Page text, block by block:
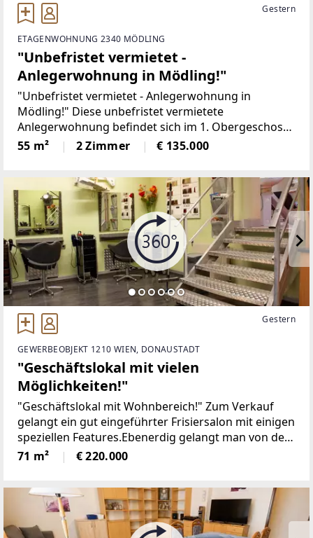
Gestern
ETAGENWOHNUNG 2340 MÖDLING
"Unbefristet vermietet -
Anlegerwohnung in Mödling!"
"Unbefristet vermietet - Anlegerwohnung in
Mödling!" Diese unbefristet vermietete
Anlegerwohnung befindet sich im 1. Obergeschoss
(ohne Lift) einer gepflegten Wohnhausanlage. Diese
Wohnung spricht insbesondere Investoren an, die
55 m² 2 Zimmer € 135.000
Gestern
GEWERBEOBJEKT 1210 WIEN, DONAUSTADT
"Geschäftslokal mit vielen
Möglichkeiten!"
"Geschäftslokal mit Wohnbereich!" Zum Verkauf
gelangt ein gut eingeführter Frisiersalon mit einigen
speziellen Features.Ebenerdig gelangt man von der
Straßenseite in das Geschäftslokal mit ca. 31m², das
derzeit als Frisiersalon
71 m² € 220.000